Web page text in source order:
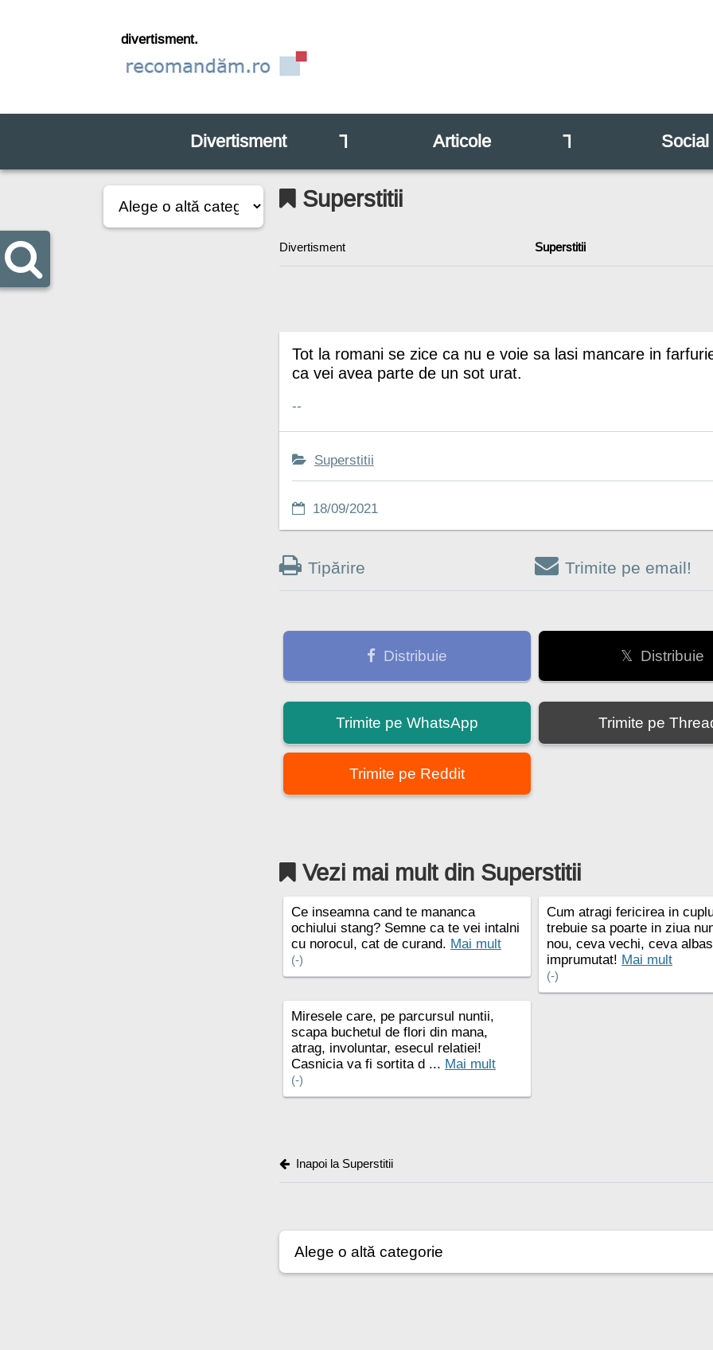
divertisment.
Divertisment ⅂ Articole ⅂ Social
Superstitii
Divertisment Superstitii
Tot la romani se zice ca nu e voie sa lasi mancare in
ca vei avea parte de un sot urat.
--
Superstitii
18/09/2021
Tipărire Trimite pe email!
Distribuie 𝕏 Distribuie
Trimite pe WhatsApp Trimite pe
Trimite pe Reddit
Vezi mai mult din Superstitii
Ce inseamna cand te mananca
ochiului stang? Semne ca te vei intalni
cu norocul, cat de curand. Mai mult
(-)
Cum atragi fericirea in
trebuie sa poarte in ziua
nou, ceva vechi, ceva
imprumutat! Mai mult
(-)
Miresele care, pe parcursul nuntii,
scapa buchetul de flori din mana,
atrag, involuntar, esecul relatiei!
Casnicia va fi sortita d ... Mai mult
(-)
Inapoi la Superstitii